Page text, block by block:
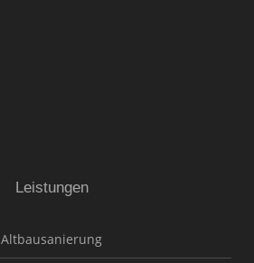
Leistungen
Altbausanierung